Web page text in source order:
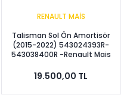
RENAULT MAİS
Talisman Sol Ön Amortisör
(2015-2022) 543024393R-
543038400R -Renault Mais
19.500,00 TL